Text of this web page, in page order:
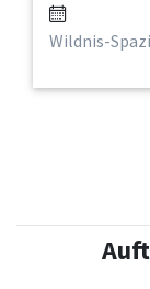
Wildnis-